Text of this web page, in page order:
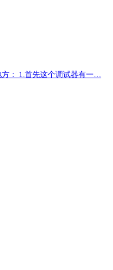
： 1.首先这个调试器有一…